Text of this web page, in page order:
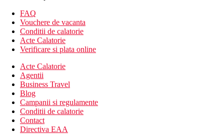
gratuite, schimb contra cost)
piscina pentru copii
centru SPA
loc de joaca
Descrierea camerei
Camera standard
aer conditionat
telefon
TV LCD
FAQ
Vouchere de vacanta
Conditii de calatorie
Acte Calatorie
Verificare si plata online
Acte Calatorie
Agentii
Business Travel
Blog
Campanii si regulamente
Conditii de calatorie
Contact
Directiva EAA